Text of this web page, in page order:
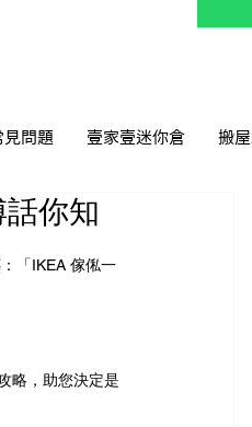
見問題 壹家壹迷你倉 搬
你知
「IKEA 傢俬一
略，助您決定是